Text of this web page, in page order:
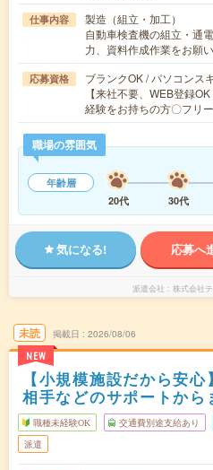
仕事内容
製造（組立・加工）
自動車検査機の組立・通
力、資料作成作業をお願
応募資格
ブランクOK / パソコンス
【来社不要、WEB登録
経験をお持ちの方〇フ
職場の雰囲気
年齢層
20代
30代
気になる! 応募へ
派遣会社 株式会社
未読
NEW
掲載日 2026/08/06
【小規模施設だから安
相手などのサポートから
職種未経験OK 交通費別途支給あり
派遣